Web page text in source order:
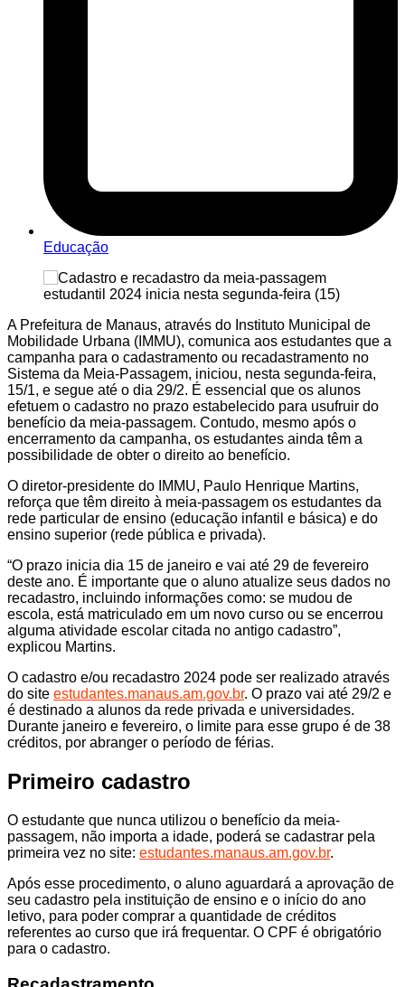
Educação
A Prefeitura de Manaus, através do Instituto Municipal de
Mobilidade Urbana (IMMU), comunica aos estudantes que a
campanha para o cadastramento ou recadastramento no
Sistema da Meia-Passagem, iniciou, nesta segunda-feira,
15/1, e segue até o dia 29/2. É essencial que os alunos
efetuem o cadastro no prazo estabelecido para usufruir do
benefício da meia-passagem. Contudo, mesmo após o
encerramento da campanha, os estudantes ainda têm a
possibilidade de obter o direito ao benefício.
O diretor-presidente do IMMU, Paulo Henrique Martins,
reforça que têm direito à meia-passagem os estudantes da
rede particular de ensino (educação infantil e básica) e do
ensino superior (rede pública e privada).
“O prazo inicia dia 15 de janeiro e vai até 29 de fevereiro
deste ano. É importante que o aluno atualize seus dados no
recadastro, incluindo informações como: se mudou de
escola, está matriculado em um novo curso ou se encerrou
alguma atividade escolar citada no antigo cadastro”,
explicou Martins.
O cadastro e/ou recadastro 2024 pode ser realizado através
do site estudantes.manaus.am.gov.br. O prazo vai até 29/2 e
é destinado a alunos da rede privada e universidades.
Durante janeiro e fevereiro, o limite para esse grupo é de 38
créditos, por abranger o período de férias.
Primeiro cadastro
O estudante que nunca utilizou o benefício da meia-
passagem, não importa a idade, poderá se cadastrar pela
primeira vez no site: estudantes.manaus.am.gov.br.
Após esse procedimento, o aluno aguardará a aprovação de
seu cadastro pela instituição de ensino e o início do ano
letivo, para poder comprar a quantidade de créditos
referentes ao curso que irá frequentar. O CPF é obrigatório
para o cadastro.